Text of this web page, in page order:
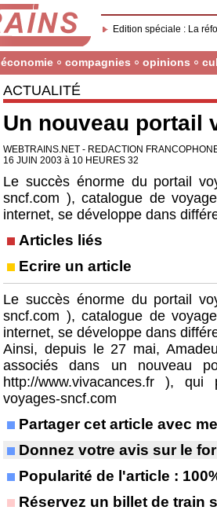
Edition spéciale : La
économie compagnies opinions
ACTUALITÉ
Un nouveau portail
WEBTRAINS.NET - REDACTION
16 JUIN 2003 à 10 HEURES 32
Le succès énorme du portail
sncf.com ), catalogue de
internet, se développe dans
Articles liés
Ecrire un article
Le succès énorme du portail
sncf.com ), catalogue de
internet, se développe dans
Ainsi, depuis le 27 mai,
associés dans un nouveau
http://www.vivacances.fr ),
voyages-sncf.com
Partager cet article avec
Donnez votre avis sur le
Popularité de l'article :
Réservez un billet de train